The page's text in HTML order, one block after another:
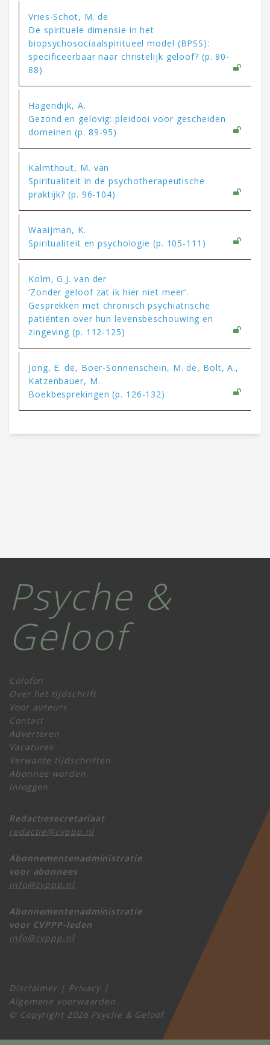
Vries-Schot, M. de
De spirituele dimensie in het
biopsychosociaalspiritueel model (BPSS):
specificeerbaar naar christelijk geloof? (p. 80-
88)
Hagendijk, A.
Gezond en gelovig: pleidooi voor gescheiden
domeinen (p. 89-95)
Kalmthout, M. van
Spiritualiteit in de psychotherapeutische
praktijk? (p. 96-104)
Waaijman, K.
Spiritualiteit en psychologie (p. 105-111)
Kolm, G.J. van der
‘Zonder geloof zat ik hier niet meer’.
Gesprekken met chronisch psychiatrische
patiënten over hun levensbeschouwing en
zingeving (p. 112-125)
Jong, E. de, Boer-Sonnenschein, M. de, Bolt, A.,
Katzenbauer, M.
Boekbesprekingen (p. 126-132)
Psyche &
Geloof
Colofon
Over het tijdschrift
Voor auteurs
Contact
Adverteren
Vacatures
Verwante tijdschriften
Abonnee worden
Inloggen
Redactiesecretariaat
redactie@cvppp.nl
Abonnementenadministratie
voor abonnees
info@cvppp.nl
Abonnementenadministratie
voor CVPPP-leden
info@cvppp.nl
Disclaimer | Privacy |
Algemene voorwaarden
© Copyright 2026 Psyche & Geloof